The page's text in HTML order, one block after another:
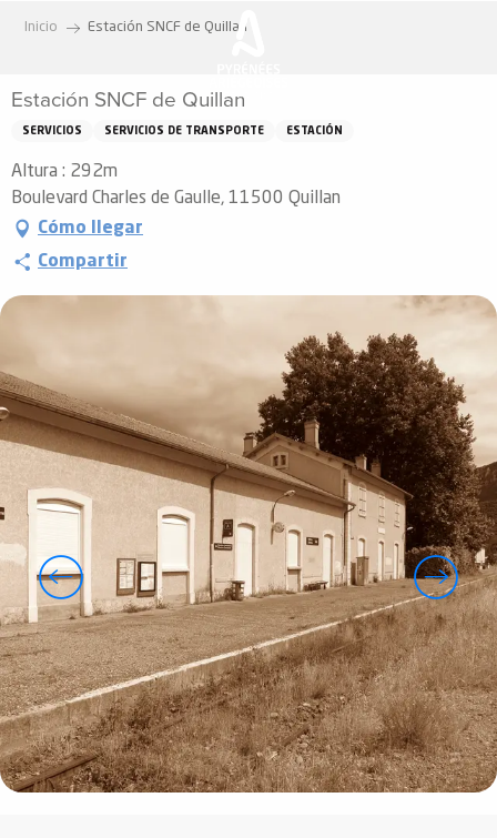
principal
Inicio Estación SNCF de Quillan
Estación SNCF de Quillan
SERVICIOS SERVICIOS DE TRANSPORTE ESTACIÓN
Altura : 292m
Boulevard Charles de Gaulle, 11500 Quillan
Cómo llegar
Compartir